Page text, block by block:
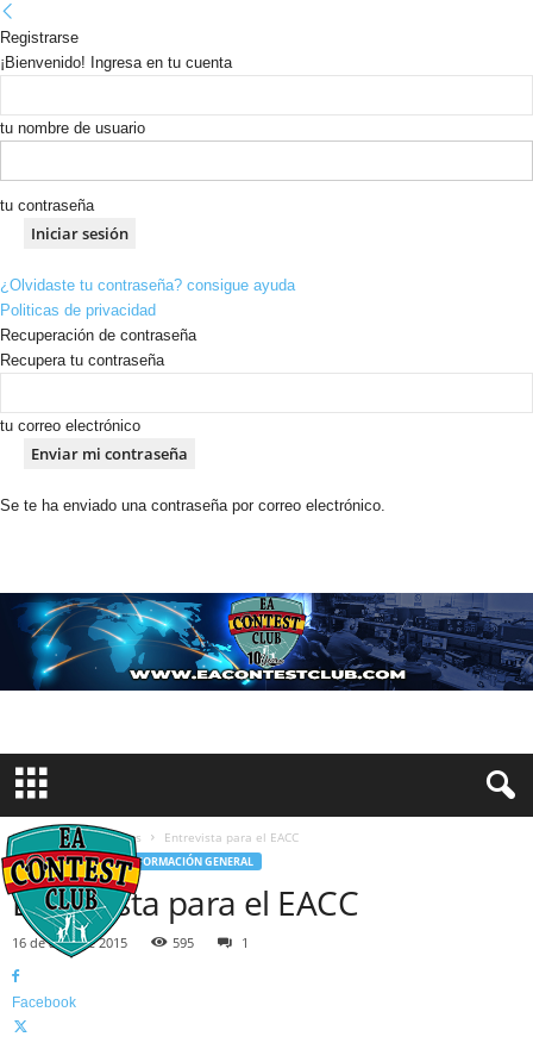
Registrarse
¡Bienvenido! Ingresa en tu cuenta
tu nombre de usuario
tu contraseña
¿Olvidaste tu contraseña? consigue ayuda
Politicas de privacidad
Recuperación de contraseña
Recupera tu contraseña
tu correo electrónico
Se te ha enviado una contraseña por correo electrónico.
Inicio Comunicados Entrevista para el EACC
COMUNICADOS INFORMACIÓN GENERAL
Entrevista para el EACC
16 de abril de 2015 595 1
Facebook